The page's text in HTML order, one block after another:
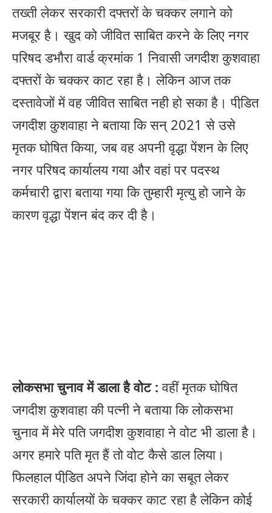
तख्ती लेकर सरकारी दफ्तरों के चक्कर लगाने को
मजबूर है। खुद को जीवित साबित करने के लिए नगर
परिषद डभौरा वार्ड क्रमांक 1 निवासी जगदीश कुशवाहा
दफ्तरों के चक्कर काट रहा है। लेकिन आज तक
दस्तावेजों में वह जीवित साबित नही हो सका है। पीडि़त
जगदीश कुशवाहा ने बताया कि सन् 2021 से उसे
मृतक घोषित किया, जब वह अपनी वृद्धा पेंशन के लिए
नगर परिषद कार्यालय गया और वहां पर पदस्थ
कर्मचारी द्वारा बताया गया कि तुम्हारी मृत्यु हो जाने के
कारण वृद्धा पेंशन बंद कर दी है।
लोकसभा चुनाव में डाला है वोट : वहीं मृतक घोषित
जगदीश कुशवाहा की पत्नी ने बताया कि लोकसभा
चुनाव में मेरे पति जगदीश कुशवाहा ने वोट भी डाला है।
अगर हमारे पति मृत हैं तो वोट कैसे डाल लिया।
फिलहाल पीडि़त अपने जिंदा होने का सबूत लेकर
सरकारी कार्यालयों के चक्कर काट रहा है लेकिन कोई